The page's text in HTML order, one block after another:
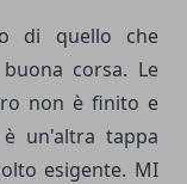
di quello che
corsa. Le
non è finito e
un'altra tappa
esigente. MI